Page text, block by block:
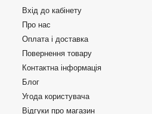
Вхід до кабінету
Про нас
Оплата і доставка
Повернення товару
Контактна інформація
Блог
Угода користувача
Відгуки про магазин